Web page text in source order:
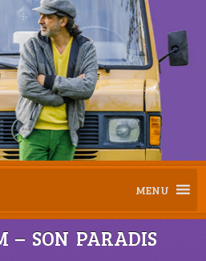
MENU
– SON PARADIS